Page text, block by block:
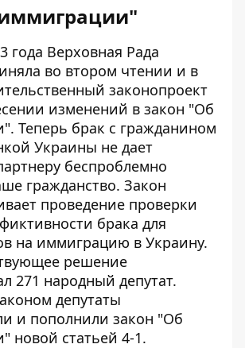
года Верховная Рада
во втором чтении и в
законопроект
изменений в закон "Об
. Теперь брак с гражданином
Украины не дает
беспроблемно
гражданство. Закон
проведение проверки
брака для
на иммиграцию в Украину.
решение
271 народный депутат.
депутаты
и пополнили закон "Об
новой статьей 4-1.